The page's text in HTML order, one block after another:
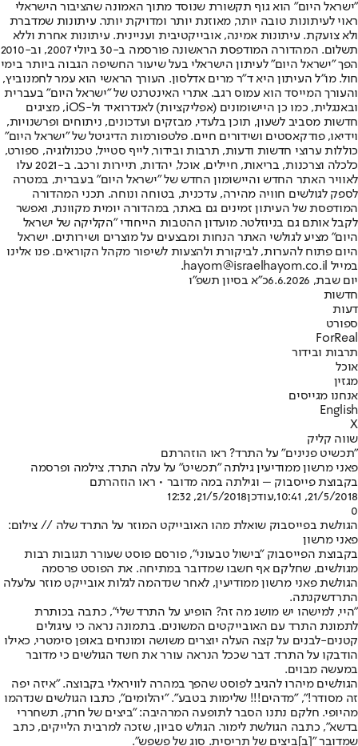
"ישראל היום" הוא גוף תקשורת שנוסד מתוך האמונה שהציבור הישראלי
ראוי לעיתונות טובה יותר, מאוזנת יותר ומדויקת יותר. עיתונות שמדברת
ולא צועקת. עיתונות אמינה, אובייקטיבית ועניינית. עיתונות אחרת וללא
תשלום. המהדורה המודפסת הראשונה פורסמה ב-30 ביולי 2007, וב-2010
הפך "ישראל היום" לעיתון הישראלי בעל שיעור החשיפה הגבוה ביותר בימי
חול. מו"ל העיתון היא ד"ר מרים אדלסון. העורך הראשי הוא עמר לחמנוביץ,
והעורך המייסד הוא עמוס רגב. אתרי האינטרנט של "ישראל היום" בעברית
ובאנגלית, כמו כן היישומונים (אפליקציות) לאנדרואיד ול-iOS, מציגים
חדשות מסביב לשעון, תוכן בלעדי, מבזקים ועדכונים, ניתוחים ופרשנויות,
וידיאו, פודקאסטים ושידורים חיים. פלטפורמות הדיגיטל של "ישראל היום"
כוללות ערוצי חדשות ודעות, תרבות ובידור, לייף סטייל, טכנולוגיה, ספורט,
כלכלה וצרכנות, בריאות, חיילים, אוכל, יהדות, תיירות ורכב. ב-2021 עלו
לאוויר האתר החדש והיישומון החדש של "ישראל היום" בעברית, במטרה
לספק לגולשים חוויה מהירה, עדכנית, בטוחה ונוחה. תכני המהדורה
המודפסת של העיתון זמינים גם באתר, במהדורה יומית מקוונת, ואפשר
לקבל אותם גם בניוזלטר. מועדון ההטבות הייחודי "הקליקה של ישראל
היום" מציע לגולשי האתר הנחות ומבצעים על מוצרים ושירותים. ישראל
היום פתוח להערות, לביקורת ולהצעות לשיפור מקהל הקוראים. פנו אלינו
במייל hayom@israelhayom.co.il.
יום שבת, 6.6.2026
כ"א בסיון תשפ"ו
חדשות
דעות
ספורט
ForReal
תרבות ובידור
אוכל
מגזין
אנחנו מגייסים
English
X
שווה קליק
"תכשיט פנינים" על התרד? ראו הוזהרתם
פאני מרשון ממודיעין גילתה "תכשיט" על עלה התרד, צילמה ופרסמה
בקבוצת פייסבוק – וגילתה במה מדובר • ראו הוזהרתם
21/5/2018, 10:41
,עודכן21/5/2018, 12:32
0
הגולשת בפייסבוק שואלת מהו האובייקט המוזר על התרד שלה // צילום:
פאני מרשון
בקבוצת הפייסבוק "בישול טבעוני", פורסם פוסט שעורר תגובות רבות
מגולשים, שחלקם אף חשבו שמדובר במתיחה. את הפוסט פרסמה
הגולשת פאני מרשון ממודיעין, לאחר שנדהמה לגלות אובייקט מוזר עלעלה
התרדשקנתה.
"היי, למישהו יש מושג מה זה? הופיע על התרד שלי", כתבה בכותרת
לתמונת התרד עם האובייקטים המשונים. בתמונה נראה כי עיגולים
קטנים-לבנים על קצה העלה יוצרים משושה ומונחים באופן סימטרי, כאילו
הודבקו על התרד. דבר שככל הנראה עורר את חשד הגולשים כי מדובר
במעשה מבוים.
הגולשים מיהרו להגיב לפוסט שהפך במהרה לוויראלי בקבוצה. "איזה יפה
זה מסודר!", "מדהים!!! שלימות בטבע". "יהלומים", כתבו הגולשים שנדהמו
מהיופי. חלקם נתנו הסבר לתופעה המרהיבה: "ביצים של חרק, תשחררי
בדשא", כתבה הגולשת לימור. הגולש סביון, שזכה למרבית הלייקים, כתב
שמדובר "[ב]ביצים של תריסית. סוג של פשפש".